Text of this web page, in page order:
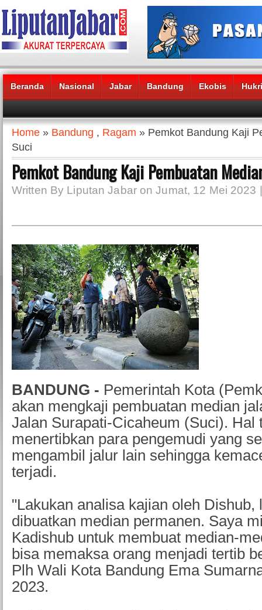
Beranda Nasional Jabar Bandung Ekobis
Headlines News :
Home » Bandung , Ragam » Pemkot Bandung Kaji
Suci
Pemkot Bandung Kaji Pembuatan
Written By Liputan Jabar on Jumat, 12 Mei 2023
BANDUNG - Pemerintah Kota
akan mengkaji pembuatan median
Jalan Surapati-Cicaheum (Suci). Hal
menertibkan para pengemudi yang
mengambil jalur lain sehingga
terjadi.
"Lakukan analisa kajian oleh Dishub,
dibuatkan median permanen. Saya
Kadishub untuk membuat median-
bisa memaksa orang menjadi tertib
Plh Wali Kota Bandung Ema
2023.